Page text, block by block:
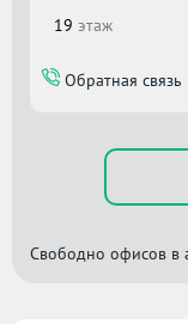
19 этаж
Обратная связь
Свободно офисов в